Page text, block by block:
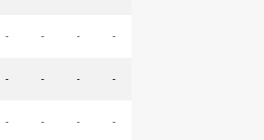
- - - -
- - - -
- - - -